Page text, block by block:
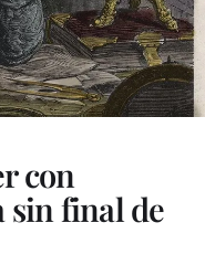
con
sin final de